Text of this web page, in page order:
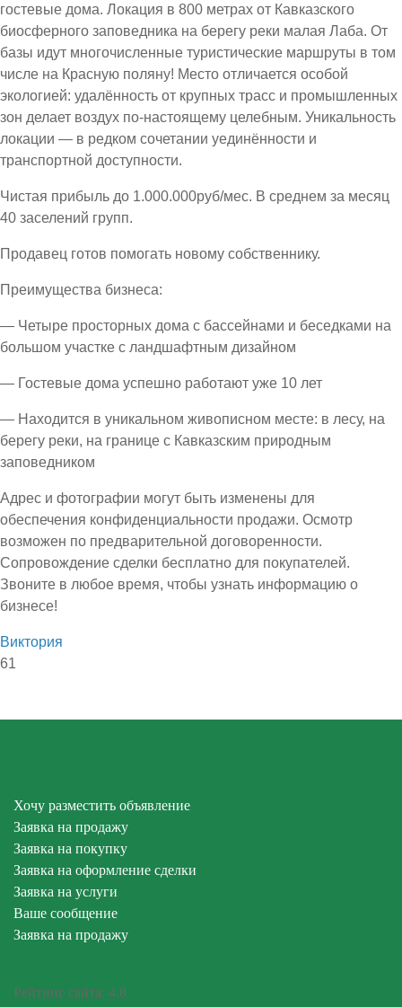
гостевые дома. Локация в 800 метрах от Кавказского
биосферного заповедника на берегу реки малая Лаба. От
базы идут многочисленные туристические маршруты в том
числе на Красную поляну! Место отличается особой
экологией: удалённость от крупных трасс и промышленных
зон делает воздух по-настоящему целебным. Уникальность
локации — в редком сочетании уединённости и
транспортной доступности.
Чистая прибыль до 1.000.000руб/мес. В среднем за месяц
40 заселений групп.
Продавец готов помогать новому собственнику.
Преимущества бизнеса:
— Четыре просторных дома с бассейнами и беседками на
большом участке с ландшафтным дизайном
— Гостевые дома успешно работают уже 10 лет
— Находится в уникальном живописном месте: в лесу, на
берегу реки, на границе с Кавказским природным
заповедником
Адрес и фотографии могут быть изменены для
обеспечения конфиденциальности продажи. Осмотр
возможен по предварительной договоренности.
Сопровождение сделки бесплатно для покупателей.
Звоните в любое время, чтобы узнать информацию о
бизнесе!
Виктория
61
Хочу разместить объявление
Заявка на продажу
Заявка на покупку
Заявка на оформление сделки
Заявка на услуги
Ваше сообщение
Заявка на продажу
Рейтинг сайта: 4.8